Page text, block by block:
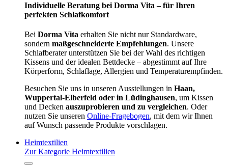
Individuelle Beratung bei Dorma Vita – für Ihren
perfekten Schlafkomfort
Bei Dorma Vita erhalten Sie nicht nur Standardware,
sondern maßgeschneiderte Empfehlungen. Unsere
Schlafberater unterstützen Sie bei der Wahl des richtigen
Kissens und der idealen Bettdecke – abgestimmt auf Ihre
Körperform, Schlaflage, Allergien und Temperaturempfinden.
Besuchen Sie uns in unseren Ausstellungen in Haan,
Wuppertal-Elberfeld oder in Lüdinghausen, um Kissen
und Decken auszuprobieren und zu vergleichen. Oder
nutzen Sie unseren Online-Fragebogen, mit dem wir Ihnen
auf Wunsch passende Produkte vorschlagen.
Heimtextilien
Zur Kategorie Heimtextilien